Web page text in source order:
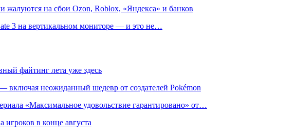
жалуются на сбои Ozon, Roblox, «Яндекса» и банков
3 на вертикальном мониторе — и это не…
файтинг лета уже здесь
включая неожиданный шедевр от создателей Pokémon
«Максимальное удовольствие гарантировано» от…
игроков в конце августа